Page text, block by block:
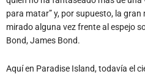
para matar” y, por supuesto, la
mirado alguna vez frente al espejo
Bond, James Bond.
Aquí en Paradise Island, todavía el